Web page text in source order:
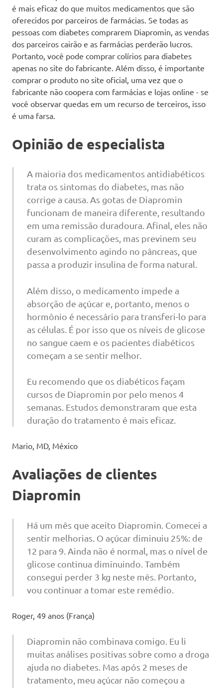
é mais eficaz do que muitos medicamentos que são
oferecidos por parceiros de farmácias. Se todas as
pessoas com diabetes comprarem Diapromin, as vendas
dos parceiros cairão e as farmácias perderão lucros.
Portanto, você pode comprar colírios para diabetes
apenas no site do fabricante. Além disso, é importante
comprar o produto no site oficial, uma vez que o
fabricante não coopera com farmácias e lojas online - se
você observar quedas em um recurso de terceiros, isso
é uma farsa.
Opinião de especialista
A maioria dos medicamentos antidiabéticos
trata os sintomas do diabetes, mas não
corrige a causa. As gotas de Diapromin
funcionam de maneira diferente, resultando
em uma remissão duradoura. Afinal, eles não
curam as complicações, mas previnem seu
desenvolvimento agindo no pâncreas, que
passa a produzir insulina de forma natural.
Além disso, o medicamento impede a
absorção de açúcar e, portanto, menos o
hormônio é necessário para transferi-lo para
as células. É por isso que os níveis de glicose
no sangue caem e os pacientes diabéticos
começam a se sentir melhor.
Eu recomendo que os diabéticos façam
cursos de Diapromin por pelo menos 4
semanas. Estudos demonstraram que esta
duração do tratamento é mais eficaz.
Mario, MD, México
Avaliações de clientes
Diapromin
Há um mês que aceito Diapromin. Comecei a
sentir melhorias. O açúcar diminuiu 25%: de
12 para 9. Ainda não é normal, mas o nível de
glicose continua diminuindo. Também
consegui perder 3 kg neste mês. Portanto,
vou continuar a tomar este remédio.
Roger, 49 anos (França)
Diapromin não combinava comigo. Eu li
muitas análises positivas sobre como a droga
ajuda no diabetes. Mas após 2 meses de
tratamento, meu açúcar não começou a